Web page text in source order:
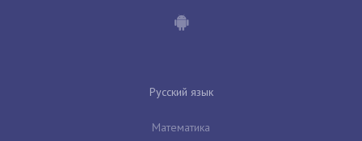
Русский язык
Математика